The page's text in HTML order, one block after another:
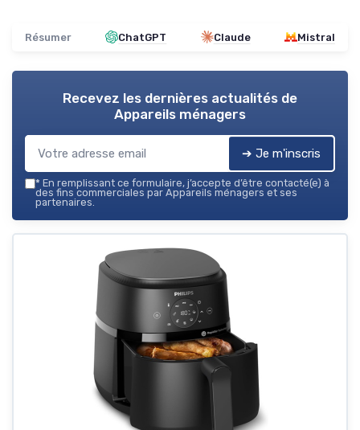
Résumer ChatGPT Claude Mistral
Recevez les dernières actualités de
Appareils ménagers
➔ Je m'inscris
* En remplissant ce formulaire, j’accepte d’être contacté(e) à
des fins commerciales par Appareils ménagers et ses
partenaires.